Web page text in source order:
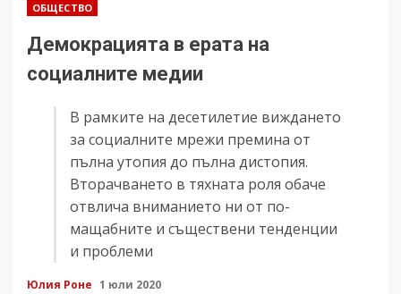
ОБЩЕСТВО
Демокрацията в ерата на
социалните медии
В рамките на десетилетие виждането
за социалните мрежи премина от
пълна утопия до пълна дистопия.
Вторачването в тяхната роля обаче
отвлича вниманието ни от по-
мащабните и съществени тенденции
и проблеми
Юлия Роне 1 юли 2020